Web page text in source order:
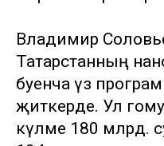
Владимир
Татарстанның
буенча үз
җиткерде. Ул
күләме 180 млрд.